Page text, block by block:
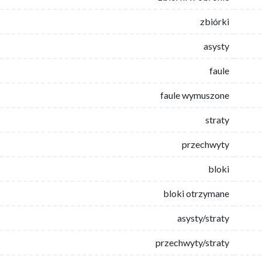
zbiórki
asysty
faule
faule wymuszone
straty
przechwyty
bloki
bloki otrzymane
asysty/straty
przechwyty/straty